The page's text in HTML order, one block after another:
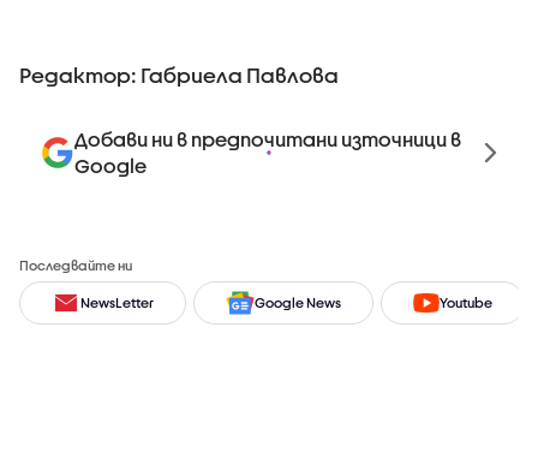
Редактор: Габриела Павлова
Добави ни в предпочитани източници в
Google
Последвайте ни
NewsLetter Google News Youtube